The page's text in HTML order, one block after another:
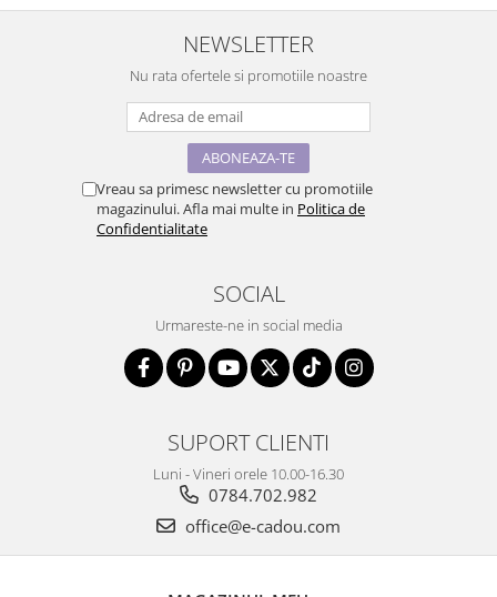
NEWSLETTER
Nu rata ofertele si promotiile noastre
Vreau sa primesc newsletter cu promotiile
magazinului. Afla mai multe in Politica de
Confidentialitate
SOCIAL
Urmareste-ne in social media
SUPORT CLIENTI
Luni - Vineri orele 10.00-16.30
0784.702.982
office@e-cadou.com